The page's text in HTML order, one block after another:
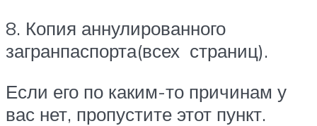
8. Копия аннулированного
загранпаспорта(всех страниц).
Если его по каким-то причинам у
вас нет, пропустите этот пункт.